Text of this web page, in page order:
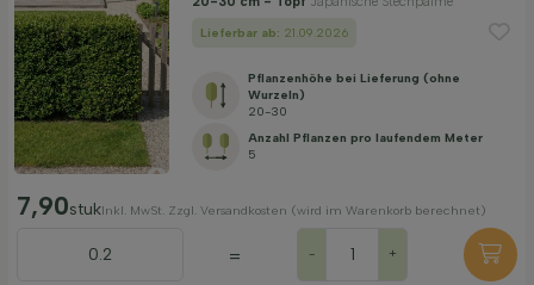
Preis
Widerstandsfähigkeit
Lieferbar ab: 21.09.2026
Pflanzenhöhe bei Lieferung (ohne
Wurzeln)
20-30
Anzahl Pflanzen pro laufendem Meter
5
7,90stukInkl. MwSt. Zzgl. Versandkosten (wird im Warenkorb berechnet)
= - +